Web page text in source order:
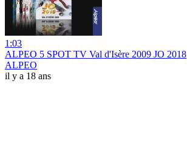
1:03
ALPEO 5 SPOT TV Val d'Isère 2009 JO 2018
ALPEO
il y a 18 ans